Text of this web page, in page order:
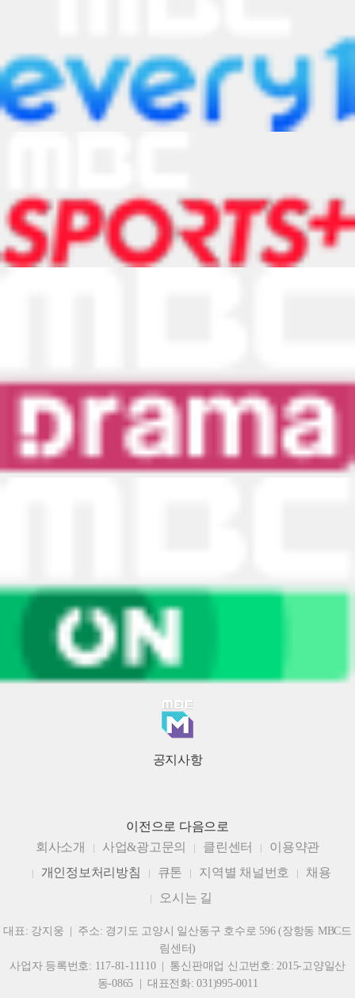
공지사항
이전으로 다음으로
회사소개
사업&광고문의 클린센터
이용약관
개인정보처리방침
큐톤 지역별 채널번호
채용
오시는 길
대표: 강지웅 | 주소: 경기도 고양시 일산동구 호수로 596 (장항동 MBC드
림센터)
사업자 등록번호: 117-81-11110 | 통신판매업 신고번호: 2015-고양일산
동-0865 | 대표전화: 031)995-0011